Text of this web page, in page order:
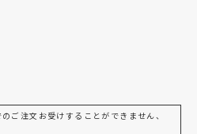
ご注文お受けすることができません、